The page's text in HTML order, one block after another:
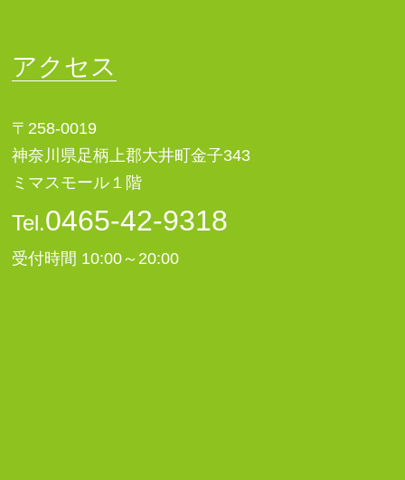
アクセス
〒258-0019
神奈川県足柄上郡大井町金子343
ミマスモール１階
Tel.0465-42-9318
受付時間 10:00～20:00